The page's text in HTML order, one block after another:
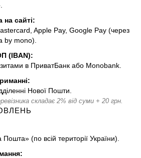
на сайті:
Apple Pay, Google Pay (через
by mono).
(IBAN):
в ПриватБанк або Monobank.
Нової Пошти.
складає 2% від суми + 20 грн.
(по всій території України).